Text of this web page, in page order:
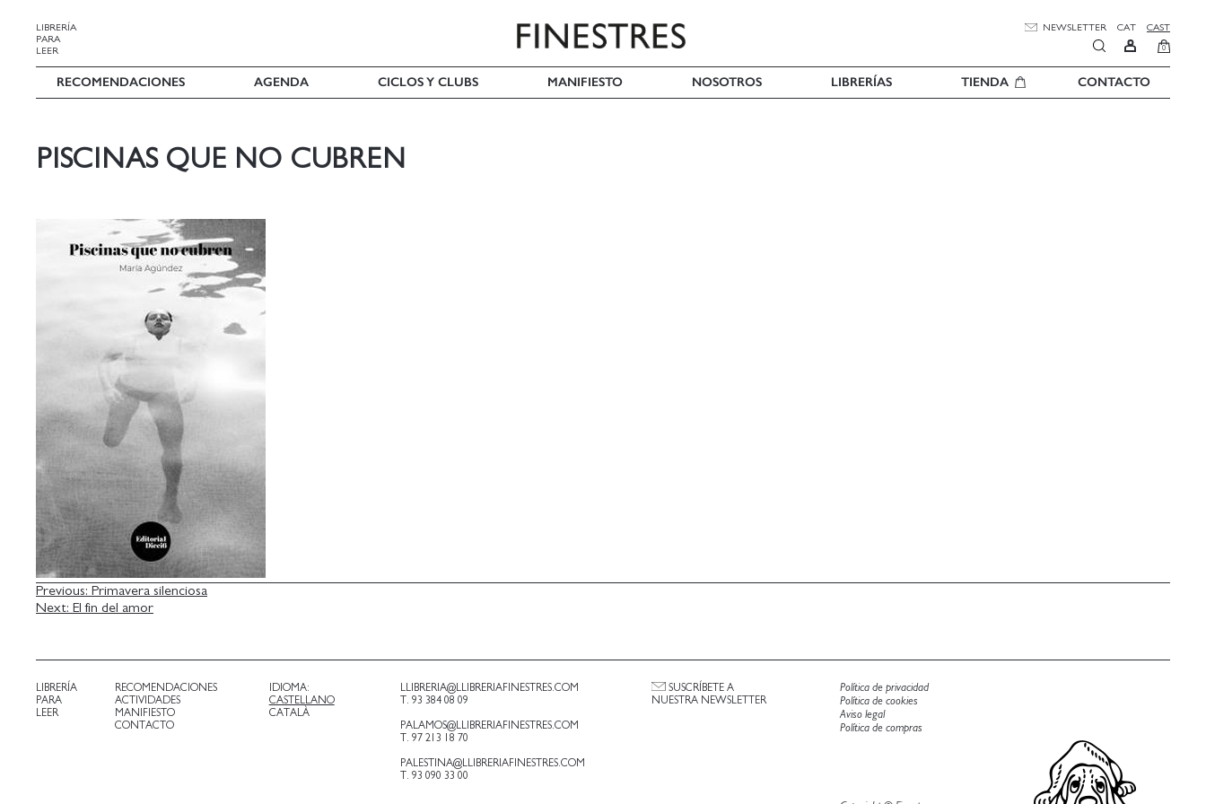
LIBRERÍA
PARA
LEER
NEWSLETTER CAT CAST
0
RECOMENDACIONES AGENDA CICLOS Y CLUBS MANIFIESTO NOSOTROS LIBRERÍAS TIENDA CONTACTO
PISCINAS QUE NO CUBREN
NAVEGACIÓN
DE
Previous: Primavera silenciosa
Next: El fin del amor
LIBRERÍA
PARA
LEER
RECOMENDACIONES
ACTIVIDADES
MANIFIESTO
CONTACTO
IDIOMA:
CASTELLANO
CATALÀ
LLIBRERIA@LLIBRERIAFINESTRES.COM
T. 93 384 08 09
PALAMOS@LLIBRERIAFINESTRES.COM
T. 97 213 18 70
PALESTINA@LLIBRERIAFINESTRES.COM
T. 93 090 33 00
SUSCRÍBETE A
NUESTRA NEWSLETTER
Política de privacidad
Política de cookies
Aviso legal
Política de compras